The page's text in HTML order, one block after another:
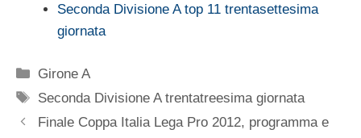
Seconda Divisione A top 11 trentasettesima
giornata
Categorie
Girone A
Tag
Seconda Divisione A trentatreesima giornata
Finale Coppa Italia Lega Pro 2012, programma e